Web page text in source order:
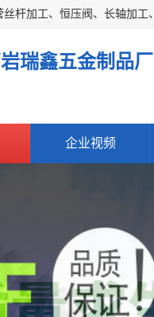
瑞鑫五金制品厂
企业视频